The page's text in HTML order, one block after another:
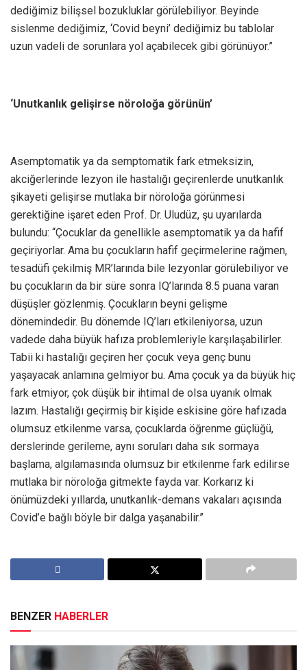
dediğimiz bilişsel bozukluklar görülebiliyor. Beyinde
sislenme dediğimiz, ‘Covid beyni’ dediğimiz bu tablolar
uzun vadeli de sorunlara yol açabilecek gibi görünüyor.”
‘Unutkanlık gelişirse nöroloğa görünün’
Asemptomatik ya da semptomatik fark etmeksizin,
akciğerlerinde lezyon ile hastalığı geçirenlerde unutkanlık
şikayeti gelişirse mutlaka bir nöroloğa görünmesi
gerektiğine işaret eden Prof. Dr. Uludüz, şu uyarılarda
bulundu: “Çocuklar da genellikle asemptomatik ya da hafif
geçiriyorlar. Ama bu çocukların hafif geçirmelerine rağmen,
tesadüfi çekilmiş MR’larında bile lezyonlar görülebiliyor ve
bu çocukların da bir süre sonra IQ’larında 8.5 puana varan
düşüşler gözlenmiş. Çocukların beyni gelişme
dönemindedir. Bu dönemde IQ’ları etkileniyorsa, uzun
vadede daha büyük hafıza problemleriyle karşılaşabilirler.
Tabii ki hastalığı geçiren her çocuk veya genç bunu
yaşayacak anlamına gelmiyor bu. Ama çocuk ya da büyük hiç
fark etmiyor, çok düşük bir ihtimal de olsa uyanık olmak
lazım. Hastalığı geçirmiş bir kişide eskisine göre hafızada
olumsuz etkilenme varsa, çocuklarda öğrenme güçlüğü,
derslerinde gerileme, aynı soruları daha sık sormaya
başlama, algılamasında olumsuz bir etkilenme fark edilirse
mutlaka bir nöroloğa gitmekte fayda var. Korkarız ki
önümüzdeki yıllarda, unutkanlık-demans vakaları açısında
Covid’e bağlı böyle bir dalga yaşanabilir.”
BENZER HABERLER